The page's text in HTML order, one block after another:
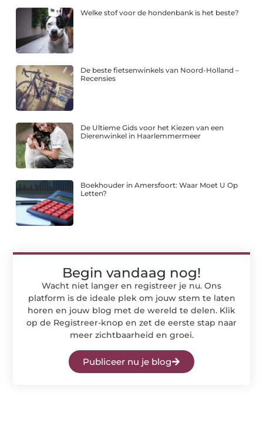
Welke stof voor de hondenbank is het beste?
De beste fietsenwinkels van Noord-Holland –
Recensies
De Ultieme Gids voor het Kiezen van een
Dierenwinkel in Haarlemmermeer
Boekhouder in Amersfoort: Waar Moet U Op
Letten?
Begin vandaag nog!
Wacht niet langer en registreer je nu. Ons
platform is de ideale plek om jouw stem te laten
horen en jouw blog met de wereld te delen. Klik
op de Registreer-knop en zet de eerste stap naar
meer zichtbaarheid en groei.
Publiceer nu je blog